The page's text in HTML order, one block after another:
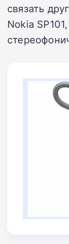
связать
Nokia